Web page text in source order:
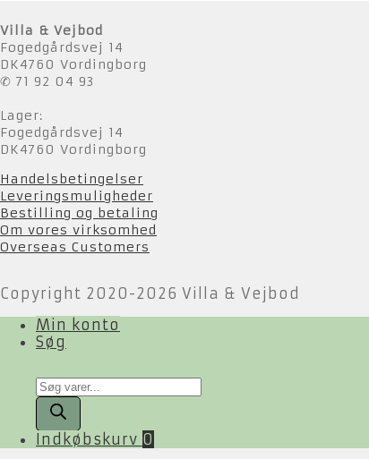
Villa & Vejbod
Fogedgårdsvej 14
DK4760 Vordingborg
✆ 71 92 04 93
Lager:
Fogedgårdsvej 14
DK4760 Vordingborg
Handelsbetingelser
Leveringsmuligheder
Bestilling og betaling
Om vores virksomhed
Overseas Customers
Copyright 2020-2026 Villa & Vejbod
Min konto
Søg
Products
search
Indkøbskurv 0